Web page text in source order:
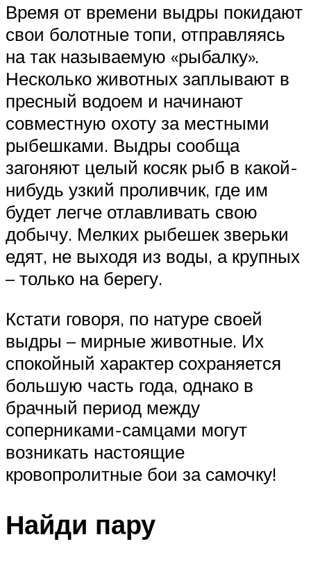
Время от времени выдры покидают
свои болотные топи, отправляясь
на так называемую «рыбалку».
Несколько животных заплывают в
пресный водоем и начинают
совместную охоту за местными
рыбешками. Выдры сообща
загоняют целый косяк рыб в какой-
нибудь узкий проливчик, где им
будет легче отлавливать свою
добычу. Мелких рыбешек зверьки
едят, не выходя из воды, а крупных
– только на берегу.
Кстати говоря, по натуре своей
выдры – мирные животные. Их
спокойный характер сохраняется
большую часть года, однако в
брачный период между
соперниками-самцами могут
возникать настоящие
кровопролитные бои за самочку!
Найди пару